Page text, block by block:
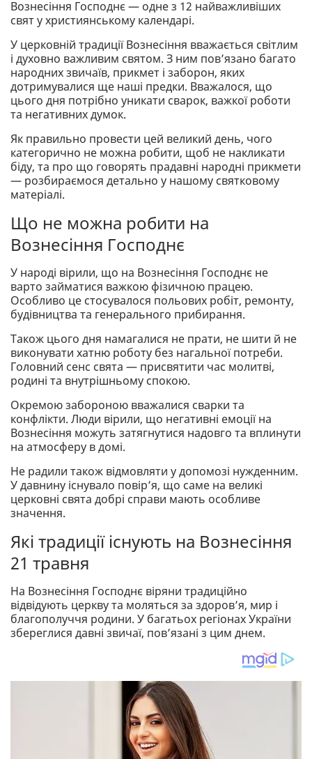
Вознесіння Господнє — одне з 12 найважливіших
свят у християнському календарі.
У церковній традиції Вознесіння вважається світлим
і духовно важливим святом. З ним пов’язано багато
народних звичаїв, прикмет і заборон, яких
дотримувалися ще наші предки. Вважалося, що
цього дня потрібно уникати сварок, важкої роботи
та негативних думок.
Як правильно провести цей великий день, чого
категорично не можна робити, щоб не накликати
біду, та про що говорять прадавні народні прикмети
— розбираємося детально у нашому святковому
матеріалі.
Що не можна робити на
Вознесіння Господнє
У народі вірили, що на Вознесіння Господнє не
варто займатися важкою фізичною працею.
Особливо це стосувалося польових робіт, ремонту,
будівництва та генерального прибирання.
Також цього дня намагалися не прати, не шити й не
виконувати хатню роботу без нагальної потреби.
Головний сенс свята — присвятити час молитві,
родині та внутрішньому спокою.
Окремою забороною вважалися сварки та
конфлікти. Люди вірили, що негативні емоції на
Вознесіння можуть затягнутися надовго та вплинути
на атмосферу в домі.
Не радили також відмовляти у допомозі нужденним.
У давнину існувало повір’я, що саме на великі
церковні свята добрі справи мають особливе
значення.
Які традиції існують на Вознесіння
21 травня
На Вознесіння Господнє віряни традиційно
відвідують церкву та моляться за здоров’я, мир і
благополуччя родини. У багатьох регіонах України
збереглися давні звичаї, пов’язані з цим днем.